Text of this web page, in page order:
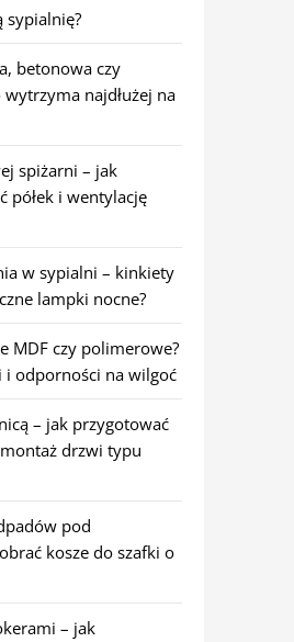
sypialnię?
betonowa czy
najdłużej na
spiżarni – jak
półek i wentylację
w sypialni – kinkiety
lampki nocne?
MDF czy polimerowe?
i odporności na wilgoć
– jak przygotować
drzwi typu
pod
kosze do szafki o
– jak